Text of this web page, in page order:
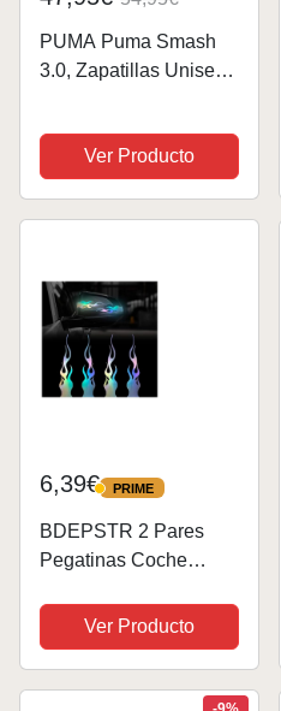
PUMA Puma Smash
3.0, Zapatillas Unisex
Silver, 43 EU
Ver Producto
6,39€ PRIME
PRIME
BDEPSTR 2 Pares
Pegatinas Coche
Llamas Para Carreras
Y Deportes Vinilo A
Rayas Impermeable
Bricolaje Carrocería
Ver Producto